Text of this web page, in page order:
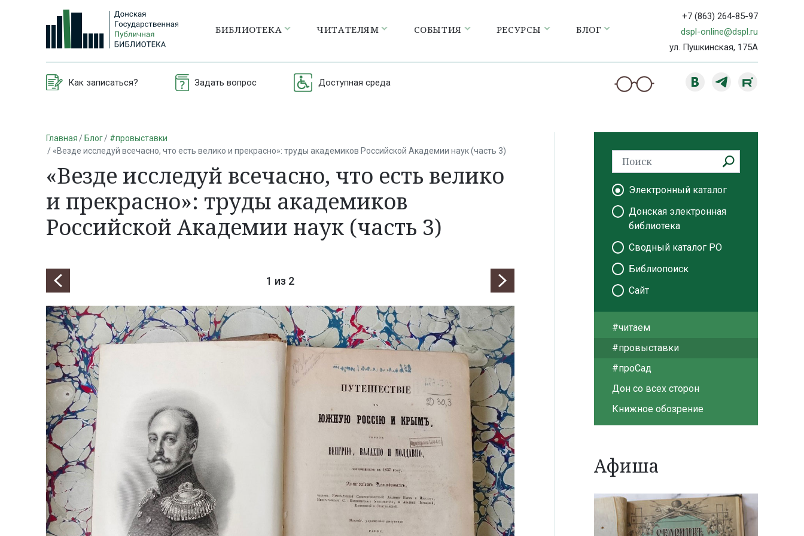
БИБЛИОТЕКА ЧИТАТЕЛЯМ СОБЫТИЯ РЕСУРСЫ БЛОГ
+7 (863) 264-85-97
dspl-online@dspl.ru
ул. Пушкинская, 175А
Как записаться? Задать вопрос Доступная среда
Главная Блог
#провыставки
«Везде исследуй всечасно, что есть велико и прекрасно»: труды академиков Российской Академии наук (часть 3)
«Везде исследуй всечасно, что есть велико
и прекрасно»: труды академиков
Российской Академии наук (часть 3)
1 из 2
Электронный каталог
Донская электронная
библиотека
Сводный каталог РО
Библиопоиск
Сайт
#читаем
#провыставки
#проСад
Дон со всех сторон
Книжное обозрение
Афиша